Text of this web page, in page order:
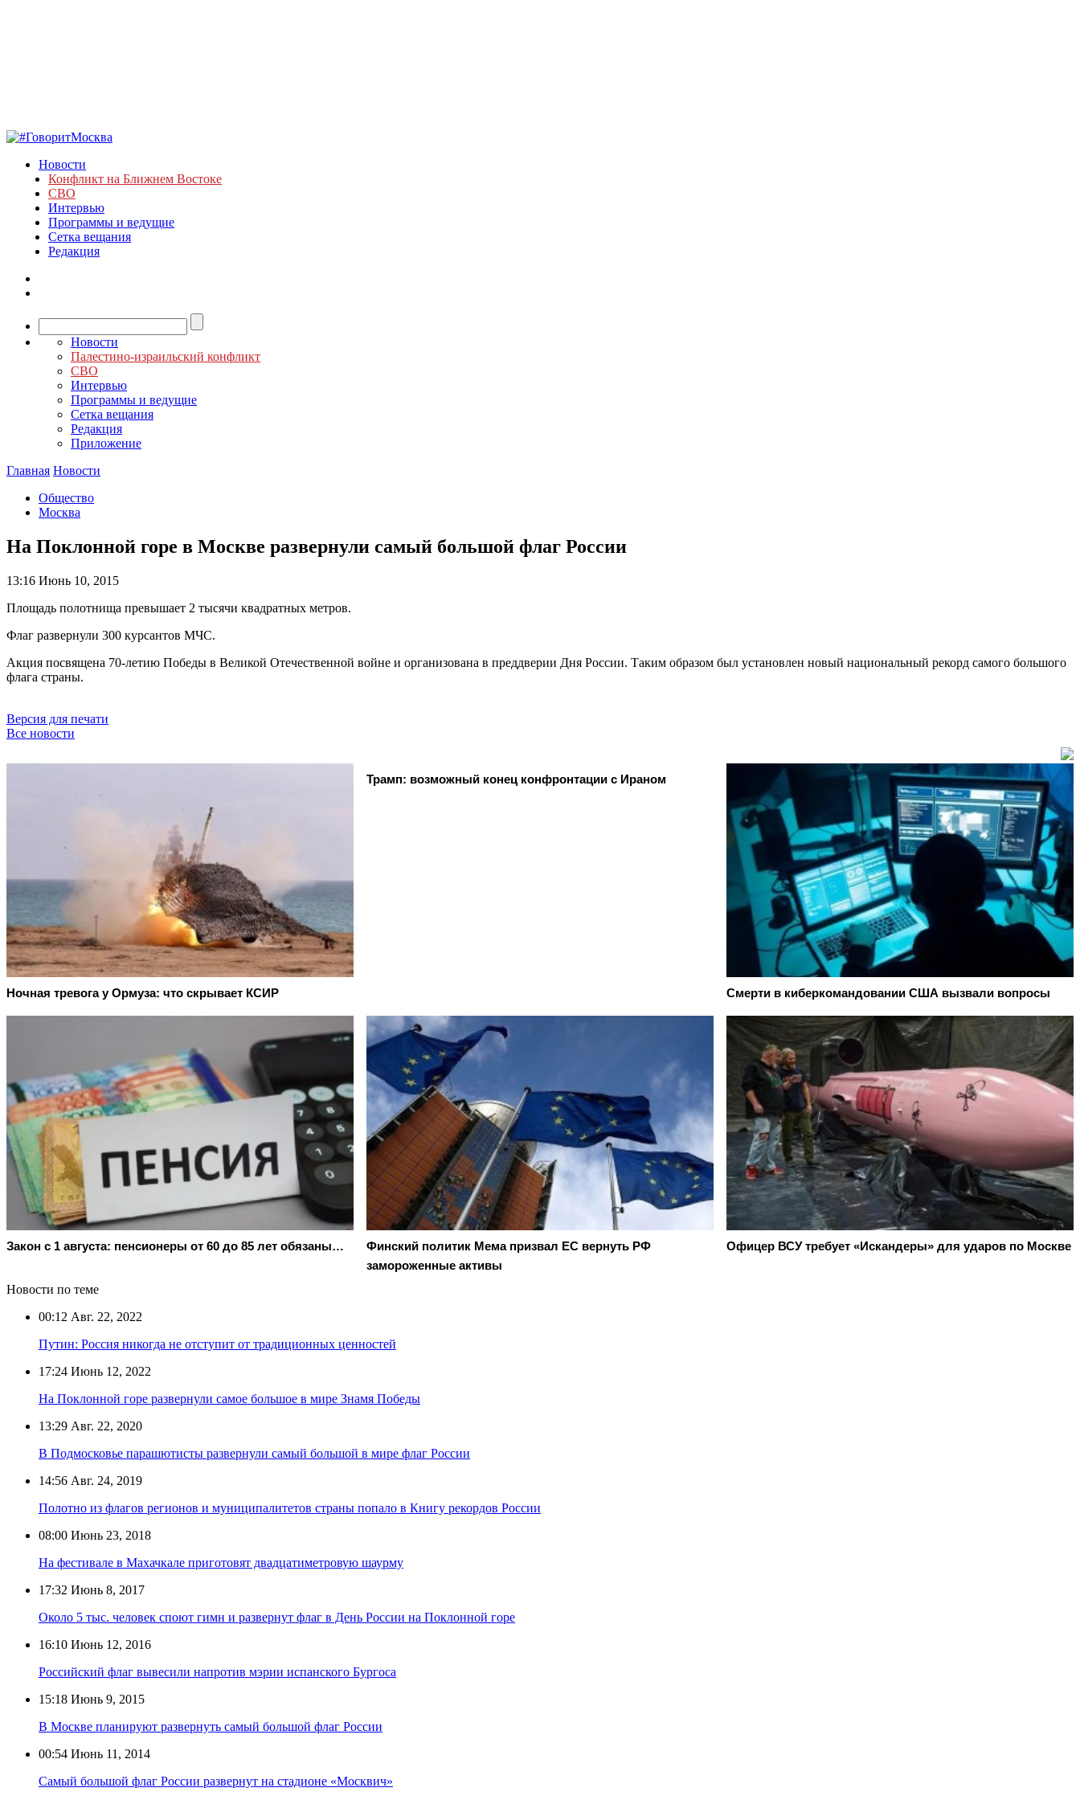
Новости
Конфликт на Ближнем Востоке
СВО
Интервью
Программы и ведущие
Сетка вещания
Редакция
Новости
Палестино-израильский конфликт
СВО
Интервью
Программы и ведущие
Сетка вещания
Редакция
Приложение
Главная Новости
Общество
Москва
На Поклонной горе в Москве развернули самый большой флаг России
13:16 Июнь 10, 2015
Площадь полотнища превышает 2 тысячи квадратных метров.
Флаг развернули 300 курсантов МЧС.
Акция посвящена 70-летию Победы в Великой Отечественной войне и организована в преддверии Дня России. Таким образом был установлен новый национальный рекорд самого большого
флага страны.
Версия для печати
Все новости
Ночная тревога у Ормуза: что скрывает КСИР
Трамп: возможный конец конфронтации с Ираном
Смерти в киберкомандовании США вызвали вопросы
Закон с 1 августа: пенсионеры от 60 до 85 лет обязаны…
Финский политик Мема призвал ЕС вернуть РФ
замороженные активы
Офицер ВСУ требует «Искандеры» для ударов по Москве
Новости по теме
00:12 Авг. 22, 2022
Путин: Россия никогда не отступит от традиционных ценностей
17:24 Июнь 12, 2022
На Поклонной горе развернули самое большое в мире Знамя Победы
13:29 Авг. 22, 2020
В Подмосковье парашютисты развернули самый большой в мире флаг России
14:56 Авг. 24, 2019
Полотно из флагов регионов и муниципалитетов страны попало в Книгу рекордов России
08:00 Июнь 23, 2018
На фестивале в Махачкале приготовят двадцатиметровую шаурму
17:32 Июнь 8, 2017
Около 5 тыс. человек споют гимн и развернут флаг в День России на Поклонной горе
16:10 Июнь 12, 2016
Российский флаг вывесили напротив мэрии испанского Бургоса
15:18 Июнь 9, 2015
В Москве планируют развернуть самый большой флаг России
00:54 Июнь 11, 2014
Самый большой флаг России развернут на стадионе «Москвич»